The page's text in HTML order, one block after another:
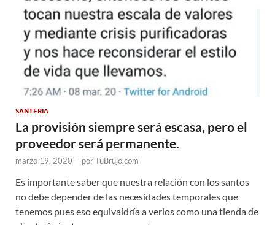
SANTERIA
La provisión siempre será escasa, pero el
proveedor será permanente.
marzo 19, 2020 - porTuBrujo.com
Es importante saber que nuestra relación con los santos
no debe depender de las necesidades temporales que
tenemos pues eso equivaldría a verlos como una tienda de